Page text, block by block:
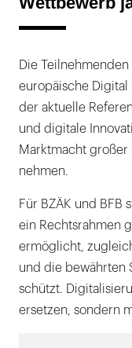
Die
europäische Digital
der aktuelle
und digitale
Marktmacht großer
nehmen.
Für BZÄK und BFB
ein Rechtsrahmen
ermöglicht,
und die bewährten
schützt.
ersetzen, sondern